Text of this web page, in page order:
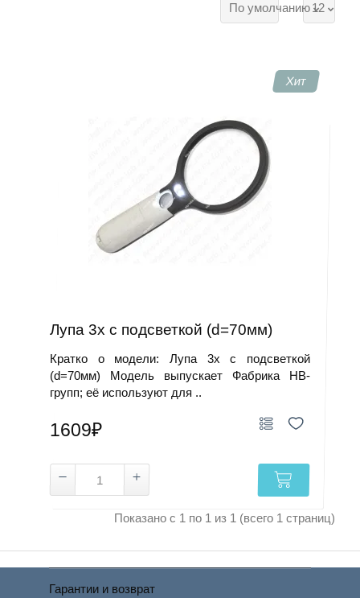
12
По умолчанию
Хит
Лупа 3х с подсветкой (d=70мм)
Кратко о модели: Лупа 3х с подсветкой
(d=70мм) Модель выпускает Фабрика НВ-
групп; её используют для ..
1609₽
Показано с 1 по 1 из 1 (всего 1 страниц)
Гарантии и возврат